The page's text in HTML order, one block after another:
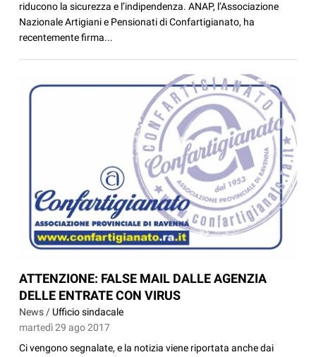
riducono la sicurezza e l’indipendenza. ANAP, l’Associazione
Nazionale Artigiani e Pensionati di Confartigianato, ha
recentemente firma...
ATTENZIONE: FALSE MAIL DALLE AGENZIA
DELLE ENTRATE CON VIRUS
News / Ufficio sindacale
martedì 29 ago 2017
Ci vengono segnalate, e la notizia viene riportata anche dai